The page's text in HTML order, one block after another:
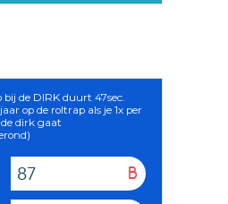
de DIRK duurt 47sec.
op de roltrap als je 1x per
dirk gaat
B
87